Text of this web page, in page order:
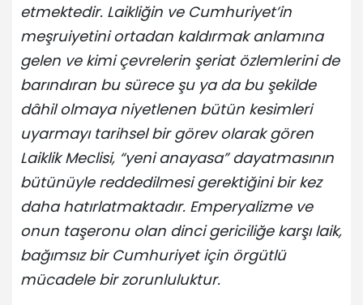
etmektedir. Laikliğin ve Cumhuriyet’in
meşruiyetini ortadan kaldırmak anlamına
gelen ve kimi çevrelerin şeriat özlemlerini de
barındıran bu sürece şu ya da bu şekilde
dâhil olmaya niyetlenen bütün kesimleri
uyarmayı tarihsel bir görev olarak gören
Laiklik Meclisi, “yeni anayasa” dayatmasının
bütünüyle reddedilmesi gerektiğini bir kez
daha hatırlatmaktadır. Emperyalizme ve
onun taşeronu olan dinci gericiliğe karşı laik,
bağımsız bir Cumhuriyet için örgütlü
mücadele bir zorunluluktur.